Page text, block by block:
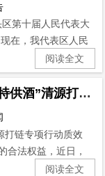
第十届人民代表大
在，我代表区人民
阅读全文
湛江市坡头区市场监督管理局提升“特供酒”清源打链专项行动质效
打链专项行动质效
合法权益，近日，
阅读全文